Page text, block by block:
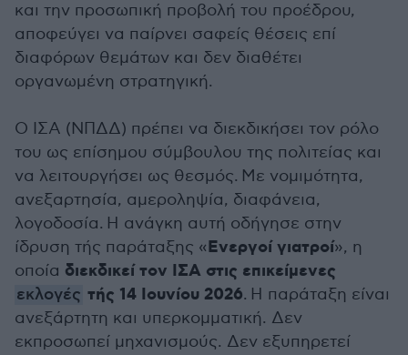
και την προσωπική προβολή του προέδρου,
αποφεύγει να παίρνει σαφείς θέσεις επί
διαφόρων θεμάτων και δεν διαθέτει
οργανωμένη στρατηγική.
Ο ΙΣΑ (ΝΠΔΔ) πρέπει να διεκδικήσει τον ρόλο
του ως επίσημου σύμβουλου της πολιτείας και
να λειτουργήσει ως θεσμός. Με νομιμότητα,
ανεξαρτησία, αμεροληψία, διαφάνεια,
λογοδοσία. Η ανάγκη αυτή οδήγησε στην
ίδρυση τής παράταξης «Ενεργοί γιατροί», η
οποία διεκδικεί τον ΙΣΑ στις επικείμενες
εκλογές τής 14 Ιουνίου 2026. Η παράταξη είναι
ανεξάρτητη και υπερκομματική. Δεν
εκπροσωπεί μηχανισμούς. Δεν εξυπηρετεί